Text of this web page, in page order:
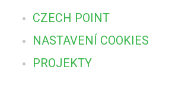
CZECH POINT
NASTAVENÍ COOKIES
PROJEKTY